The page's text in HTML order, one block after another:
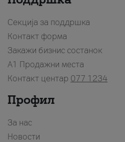
Секција за поддршка
Контакт форма
Закажи бизнис состанок
A1 Продажни места
Контакт центар 077 1234
Профил
За нас
Новости